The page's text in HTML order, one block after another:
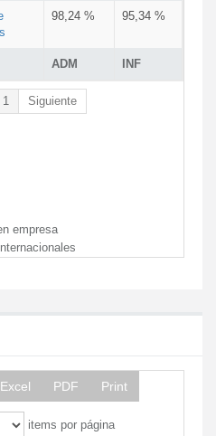
ADM INF
98,24 % 95,34 %
1 Siguiente
empresa
Excel PDF Print
items por página